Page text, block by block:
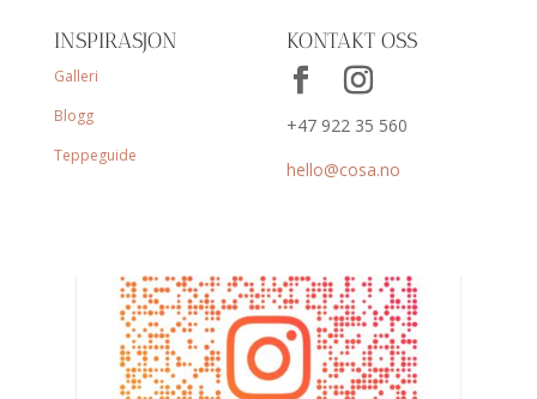
INSPIRASJON
Galleri
Blogg
Teppeguide
KONTAKT OSS
+47 922 35 560
hello@cosa.no